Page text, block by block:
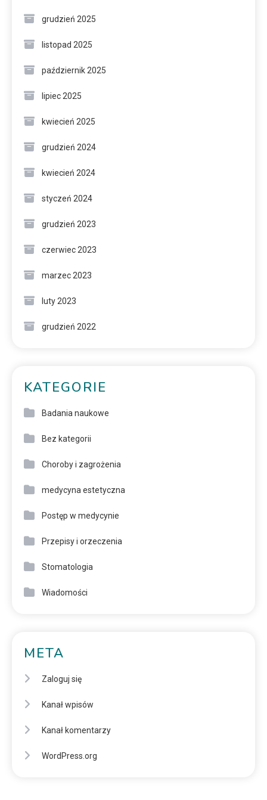
grudzień 2025
listopad 2025
październik 2025
lipiec 2025
kwiecień 2025
grudzień 2024
kwiecień 2024
styczeń 2024
grudzień 2023
czerwiec 2023
marzec 2023
luty 2023
grudzień 2022
KATEGORIE
Badania naukowe
Bez kategorii
Choroby i zagrożenia
medycyna estetyczna
Postęp w medycynie
Przepisy i orzeczenia
Stomatologia
Wiadomości
META
Zaloguj się
Kanał wpisów
Kanał komentarzy
WordPress.org